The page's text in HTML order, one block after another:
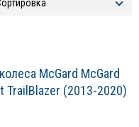
McGard McGard
TrailBlazer (2013-2020)